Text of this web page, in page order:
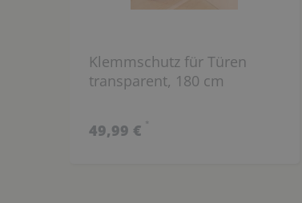
Klemmschutz für Türen
transparent, 180 cm
49,99 € *